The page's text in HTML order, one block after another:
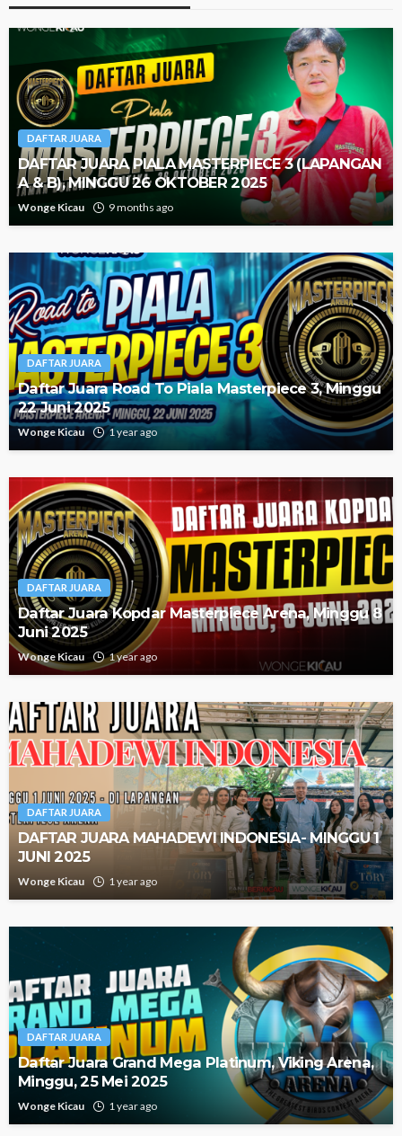
DAFTAR JUARA
DAFTAR JUARA PIALA MASTERPIECE 3 (LAPANGAN
A & B), MINGGU 26 OKTOBER 2025
Wonge Kicau 9 months ago
DAFTAR JUARA
Daftar Juara Road To Piala Masterpiece 3, Minggu
22 Juni 2025
Wonge Kicau 1 year ago
DAFTAR JUARA
Daftar Juara Kopdar Masterpiece Arena, Minggu 8
Juni 2025
Wonge Kicau 1 year ago
DAFTAR JUARA
DAFTAR JUARA MAHADEWI INDONESIA- MINGGU 1
JUNI 2025
Wonge Kicau 1 year ago
DAFTAR JUARA
Daftar Juara Grand Mega Platinum, Viking Arena,
Minggu, 25 Mei 2025
Wonge Kicau 1 year ago